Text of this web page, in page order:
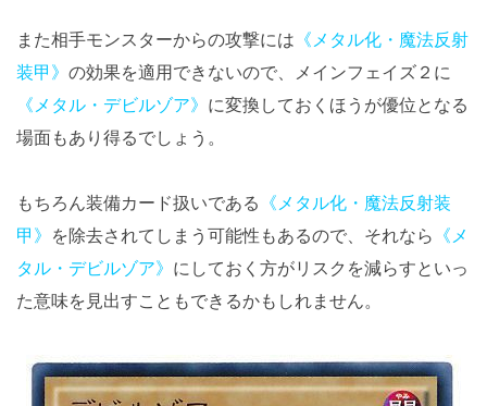
また相手モンスターからの攻撃には 《メタル化・魔法反射
装甲》 の効果を適用できないので、メインフェイズ２に
《メタル・デビルゾア》 に変換しておくほうが優位となる
場面もあり得るでしょう。
もちろん装備カード扱いである 《メタル化・魔法反射装
甲》 を除去されてしまう可能性もあるので、それなら 《メ
タル・デビルゾア》 にしておく方がリスクを減らすといっ
た意味を見出すこともできるかもしれません。